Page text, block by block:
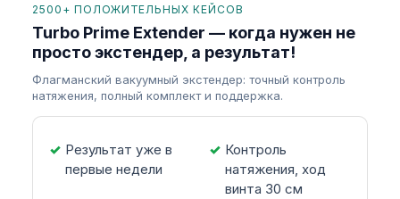
2500+ ПОЛОЖИТЕЛЬНЫХ КЕЙСОВ
Turbo Prime Extender — когда нужен не
просто экстендер, а результат!
Флагманский вакуумный экстендер: точный контроль
натяжения, полный комплект и поддержка.
Результат уже в
первые недели
Контроль
натяжения, ход
винта 30 см